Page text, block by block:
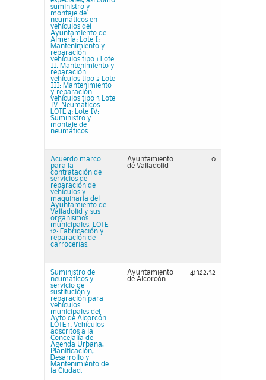
suministro y
montaje de
neumáticos en
vehículos del
Ayuntamiento de
Almería: Lote I:
Mantenimiento y
reparación
vehículos tipo 1 Lote
II: Mantenimiento y
reparación
vehículos tipo 2 Lote
III: Mantenimiento
y reparación
vehículos tipo 3 Lote
IV: Neumáticos
LOTE 4: Lote IV:
Suministro y
montaje de
neumáticos
Acuerdo marco
para la
contratación de
servicios de
reparación de
vehículos y
maquinaria del
Ayuntamiento de
Valladolid y sus
organismos
municipales. LOTE
12: Fabricación y
reparación de
carrocerías.
Ayuntamiento
de Valladolid
0
Suministro de
neumáticos y
servicio de
sustitución y
reparación para
vehículos
municipales del
Ayto de Alcorcón
LOTE 1: Vehículos
adscritos a la
Concejalía de
Agenda Urbana,
Planificación,
Desarrollo y
Mantenimiento de
la Ciudad.
Ayuntamiento
de Alcorcón
41322,32